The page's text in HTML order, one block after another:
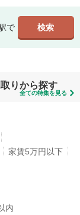
で
りから探す
全ての特集を見る
家賃5万円以下
内